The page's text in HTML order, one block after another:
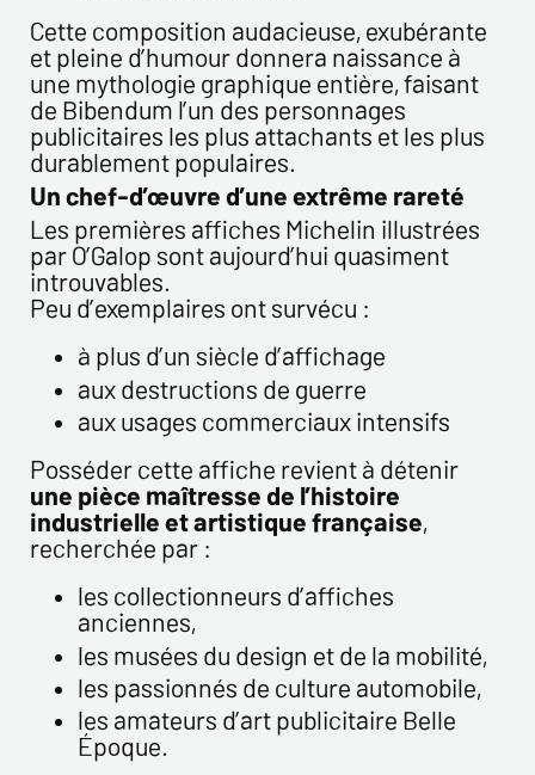
Cette composition audacieuse, exubérante
et pleine d’humour donnera naissance à
une mythologie graphique entière, faisant
de Bibendum l’un des personnages
publicitaires les plus attachants et les plus
durablement populaires.
Un chef-d’œuvre d’une extrême rareté
Les premières affiches Michelin illustrées
par O’Galop sont aujourd’hui quasiment
introuvables.
Peu d’exemplaires ont survécu :
à plus d’un siècle d’affichage
aux destructions de guerre
aux usages commerciaux intensifs
Posséder cette affiche revient à détenir
une pièce maîtresse de l’histoire
industrielle et artistique française,
recherchée par :
les collectionneurs d’affiches
anciennes,
les musées du design et de la mobilité,
les passionnés de culture automobile,
les amateurs d’art publicitaire Belle
Époque.